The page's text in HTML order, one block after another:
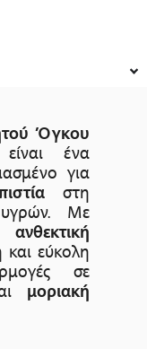
Όγκου
ένα
για
στη
Με
ανθεκτική
και εύκολη
σε
μοριακή